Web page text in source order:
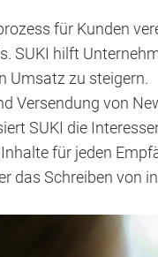
für Kunden
SUKI hilft
Umsatz zu steigern.
Versendung von
SUKI die
für jeden
das Schreiben von